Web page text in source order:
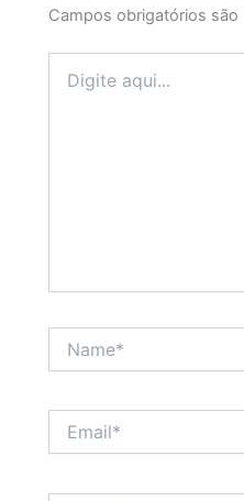
Campos obrigatórios são
aqui...